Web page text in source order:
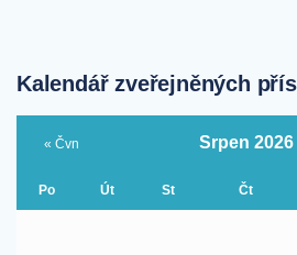
Kalendář zveřejněných
Srpen 2026
Po Út St Čt
« Čvn